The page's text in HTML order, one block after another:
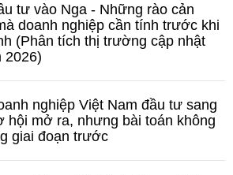
tư vào Nga - Những rào cản
doanh nghiệp cần tính trước khi
(Phân tích thị trường cập nhật
2026)
nghiệp Việt Nam đầu tư sang
hội mở ra, nhưng bài toán không
giai đoạn trước